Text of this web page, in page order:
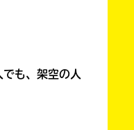
も、架空の人